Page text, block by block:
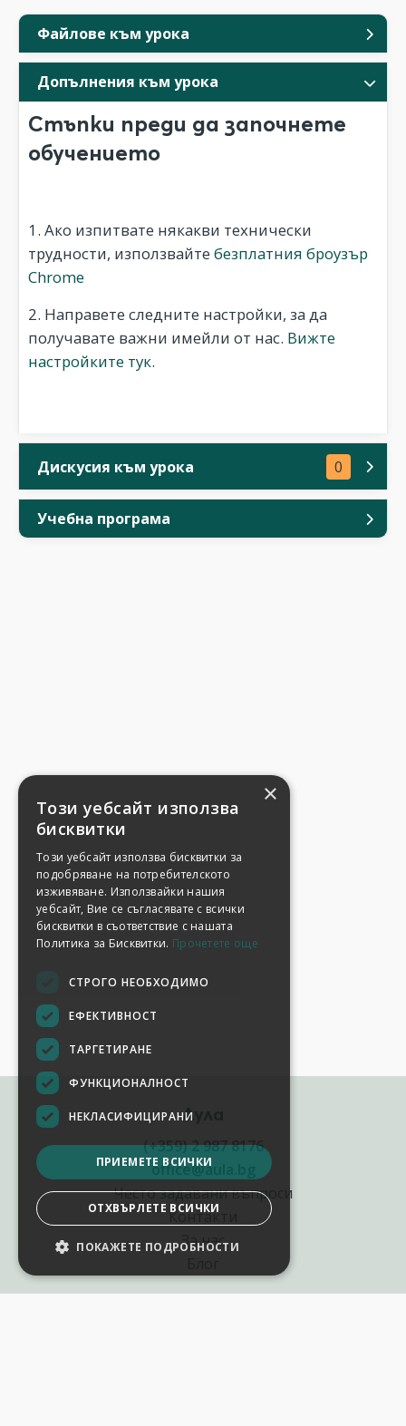
Файлове към урока
Допълнения към урока
Стъпки преди да започнете
обучението
1. Ако изпитвате някакви технически
трудности, използвайте безплатния броузър
Chrome
2. Направете следните настройки, за да
получавате важни имейли от нас. Вижте
настройките тук.
Дискусия към урока 0
Учебна програма
Аула
(+359) 2 987 8176
office@aula.bg
Често задавани въпроси
Контакти
За нас
×
Този уебсайт използва
бисквитки
Този уебсайт използва бисквитки за
подобряване на потребителското
изживяване. Използвайки нашия
уебсайт, Вие се съгласявате с всички
бисквитки в съответствие с нашата
Политика за Бисквитки. Прочетете още
СТРОГО НЕОБХОДИМО
ЕФЕКТИВНОСТ
ТАРГЕТИРАНЕ
ФУНКЦИОНАЛНОСТ
НЕКЛАСИФИЦИРАНИ
ПРИЕМЕТЕ ВСИЧКИ
ОТХВЪРЛЕТЕ ВСИЧКИ
ПОКАЖЕТЕ ПОДРОБНОСТИ